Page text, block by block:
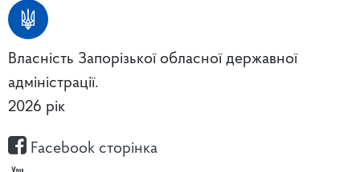
Власність Запорізької обласної державної
адміністрації.
2026 рік
Facebook сторінка